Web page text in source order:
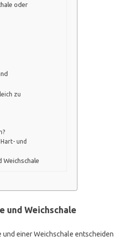
oder
zu
und
Weichschale
und Weichschale
einer Weichschale entscheiden